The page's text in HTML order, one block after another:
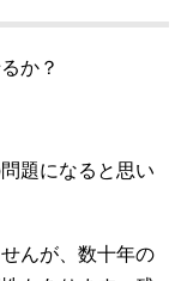
か？
題になると思い
んが、数十年の